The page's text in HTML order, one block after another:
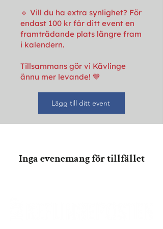
🔹 Vill du ha extra synlighet? För
endast 100 kr får ditt event en
framträdande plats längre fram
i kalendern.
Tillsammans gör vi Kävlinge
ännu mer levande! 💙
Lägg till ditt event
Inga evenemang för tillfället